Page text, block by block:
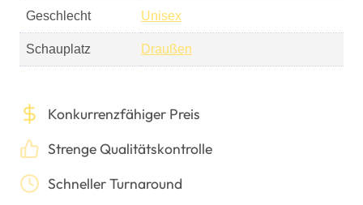
Geschlecht Unisex
Schauplatz Draußen
Konkurrenzfähiger Preis
Strenge Qualitätskontrolle
Schneller Turnaround